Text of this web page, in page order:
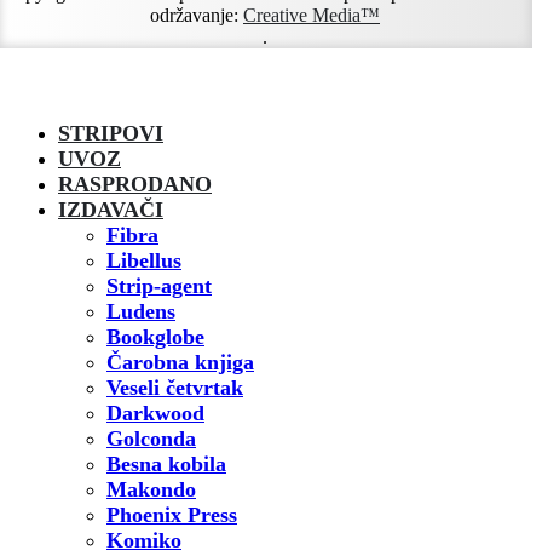
održavanje: Creative Media™
.
STRIPOVI
UVOZ
RASPRODANO
IZDAVAČI
Fibra
Libellus
Strip-agent
Ludens
Bookglobe
Čarobna knjiga
Veseli četvrtak
Darkwood
Golconda
Besna kobila
Makondo
Phoenix Press
Komiko